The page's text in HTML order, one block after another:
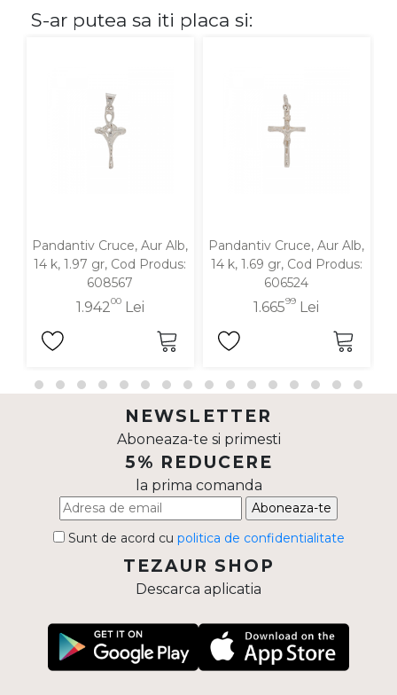
S-ar putea sa iti placa si:
Pandantiv Cruce, Aur Alb,
14 k, 1.97 gr, Cod Produs:
608567
1.94200Lei
Pandantiv Cruce, Aur Alb,
14 k, 1.69 gr, Cod Produs:
606524
1.66599 Lei
NEWSLETTER
Aboneaza-te si primesti
5% REDUCERE
la prima comanda
Aboneaza-te
Sunt de acord cu politica de confidentialitate
TEZAUR SHOP
Descarca aplicatia